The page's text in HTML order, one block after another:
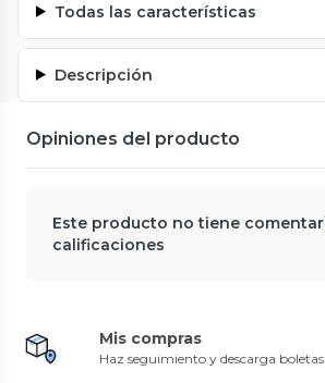
Todas las características
Descripción
Opiniones del producto
Este producto no tiene
calificaciones
Mis compras
Haz seguimiento y descarga boletas